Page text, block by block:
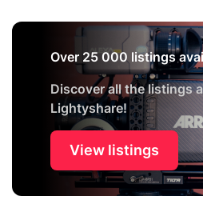
Over 25 000 listings
Discover all the listings
Lightyshare!
View listings